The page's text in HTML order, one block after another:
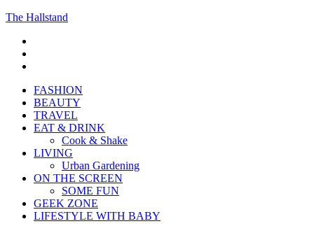
The Hallstand
FASHION
BEAUTY
TRAVEL
EAT & DRINK
Cook & Shake
LIVING
Urban Gardening
ON THE SCREEN
SOME FUN
GEEK ZONE
LIFESTYLE WITH BABY